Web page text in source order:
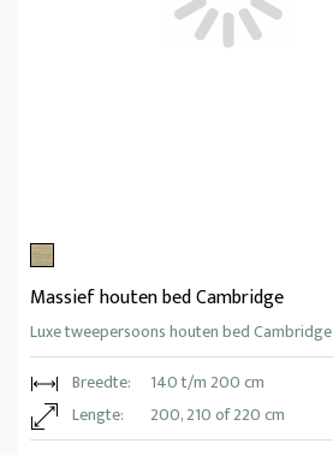
Massief houten bed Cambridge
Luxe tweepersoons houten bed Cambridge
Breedte:
140 t/m 200 cm
Lengte:
200, 210 of 220 cm